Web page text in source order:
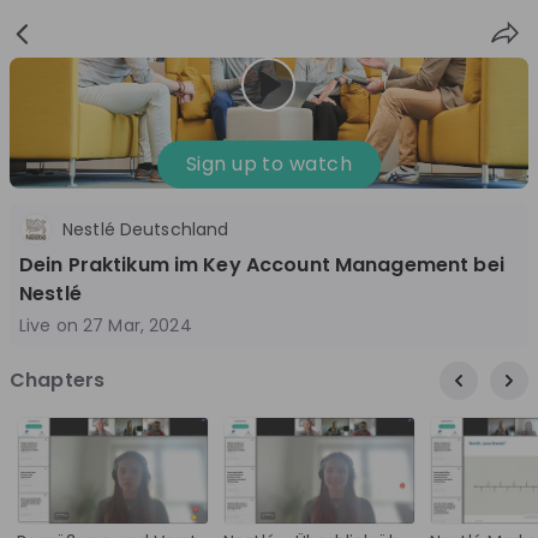
Login
up
Follow Share
Nestlé Deutschland
FMCG
3'001-10'000
Overview Jobs Live streams Recordings
8 months ago 01:02:51
Sign up to watch
Nestlé Deutschland
Dein Praktikum im Key Account Management bei
Nestlé
Live on 27 Mar, 2024
Chapters